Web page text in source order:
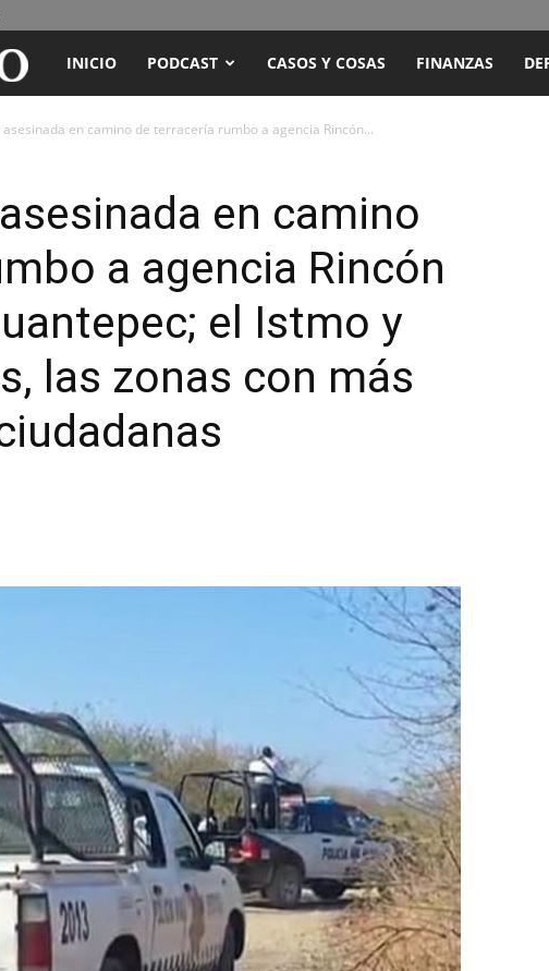
ENCUENTRO
RADIO
TELEVISIÓN
INICIO PODCAST CASOS Y COSAS FINANZAS
en camino de terracería rumbo a agencia Rincón...
en camino
a agencia Rincón
el Istmo y
las zonas con más